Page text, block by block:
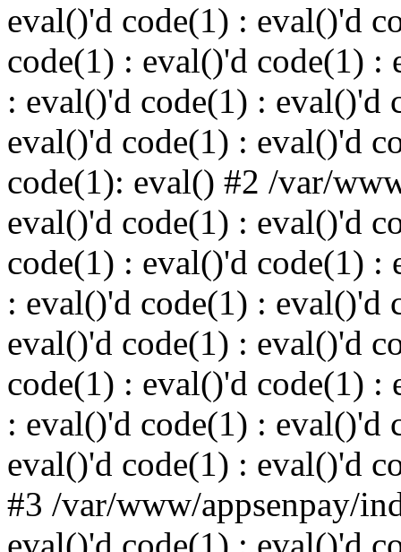
eval()'d code(1) : eval()'d
code(1) : eval()'d code(1) :
: eval()'d code(1) : eval()'d
eval()'d code(1) : eval()'d
code(1): eval() #2 /var/
eval()'d code(1) : eval()'d
code(1) : eval()'d code(1) :
: eval()'d code(1) : eval()'d
eval()'d code(1) : eval()'d
code(1) : eval()'d code(1) :
: eval()'d code(1) : eval()'d
eval()'d code(1) : eval()'d
#3 /var/www/appsenpay/